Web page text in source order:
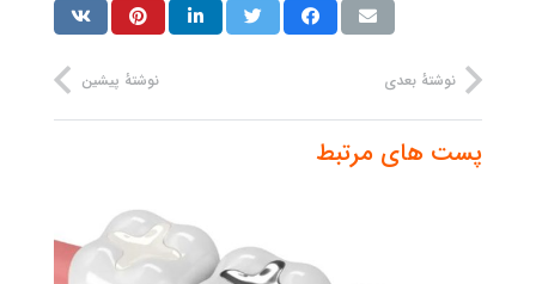
نوشتهٔ پیشین نوشتهٔ بعدی
پست های مرتبط